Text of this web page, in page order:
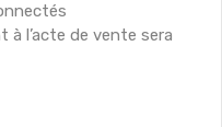
à l’acte de vente sera